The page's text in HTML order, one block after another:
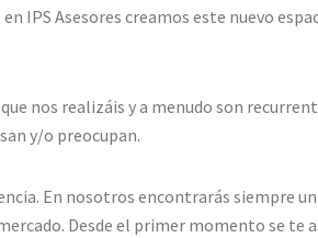
IPS Asesores creamos este nuevo
nos realizáis y a menudo son
y/o preocupan.
En nosotros encontrarás siempre
Desde el primer momento se